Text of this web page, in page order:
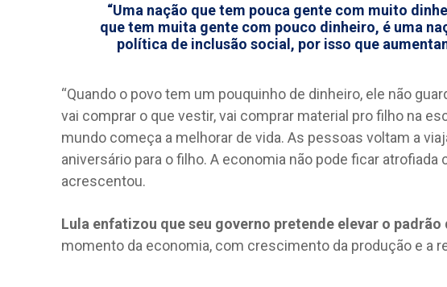
“Uma nação que tem pouca gente com muito
que tem muita gente com pouco dinheiro, é uma
política de inclusão social, por isso que
“Quando o povo tem um pouquinho de dinheiro, ele não
vai comprar o que vestir, vai comprar material pro filho na
mundo começa a melhorar de vida. As pessoas voltam a
aniversário para o filho. A economia não pode ficar atrofiada
acrescentou.
Lula enfatizou que seu governo pretende elevar o padrão
momento da economia, com crescimento da produção e a